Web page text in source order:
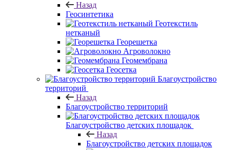
Назад
Геосинтетика
Геотекстиль
нетканый
Георешетка
Агроволокно
Геомембрана
Геосетка
Благоустройство
территорий
Назад
Благоустройство территорий
Благоустройство детских площадок
Назад
Благоустройство детских площадок